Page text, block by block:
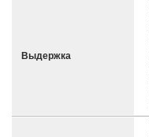
Выдержка